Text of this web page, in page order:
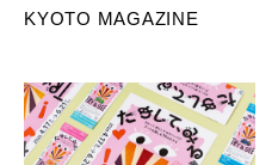
KYOTO MAGAZINE